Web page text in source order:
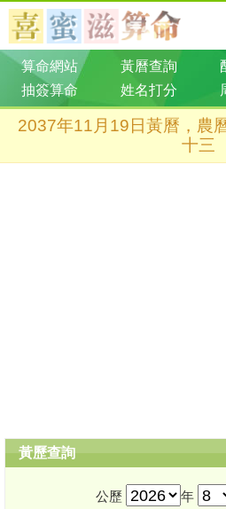
算命網站 黃曆查詢
抽簽算命
姓名打分
2037年11月19日黃曆，農
十三
黃歷查詢
公歷 年